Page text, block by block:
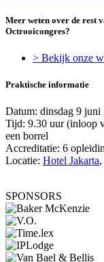
Meer weten over de rest
Octrooicongres?
> Bekijk onze
Praktische informatie
Datum: dinsdag 9 juni
Tijd: 9.30 uur (inloop
een borrel
Accreditatie: 6
Locatie: Hotel Jakarta
SPONSORS